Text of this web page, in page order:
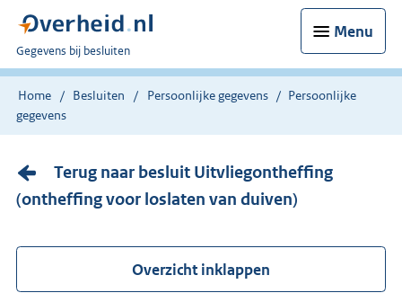
Menu
U
bent
nu
Gegevens bij besluiten
Home Besluiten Persoonlijke gegevens
Persoonlijke
gegevens
Terug naar besluit Uitvliegontheffing
(ontheffing voor loslaten van duiven)
Overzicht inklappen